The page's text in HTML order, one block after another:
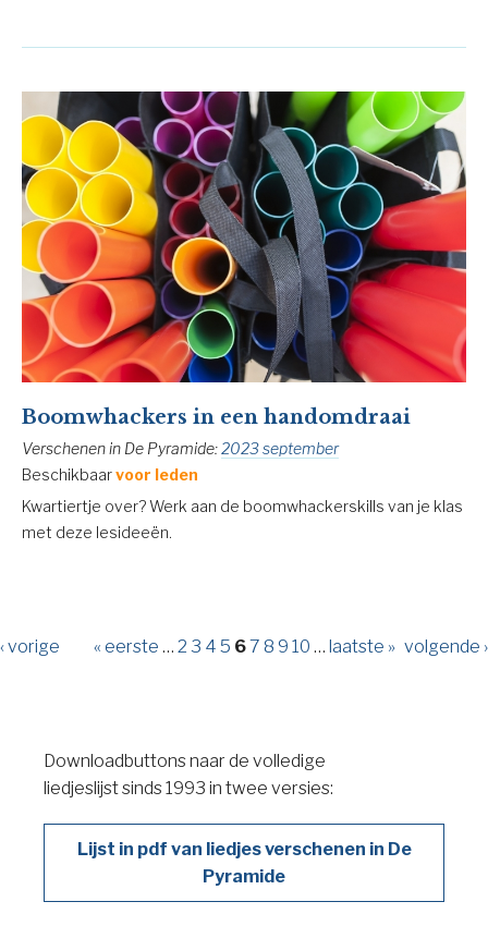
Boomwhackers in een handomdraai
Verschenen in De Pyramide:2023 september
Beschikbaarvoor leden
Kwartiertje over? Werk aan de boomwhackerskills van je klas
met deze lesideeën.
« eerste
‹ vorige … 2 3 4 5 67 8 9 10 … volgende ›
laatste »
Downloadbuttons naar de volledige
liedjeslijst sinds 1993 in twee versies:
Lijst in pdf van liedjes verschenen in De
Pyramide